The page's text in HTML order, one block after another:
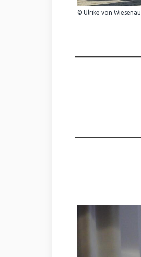
© Ulrike von Wiesenau